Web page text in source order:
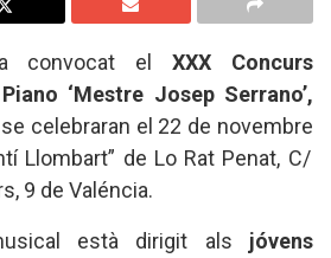
convocat elXXX Concurs
‘Mestre Josep Serrano’,
celebraran el 22 de novembre
Llombart” de Lo Rat Penat, C/
9 de Valéncia.
està dirigit als jóvens